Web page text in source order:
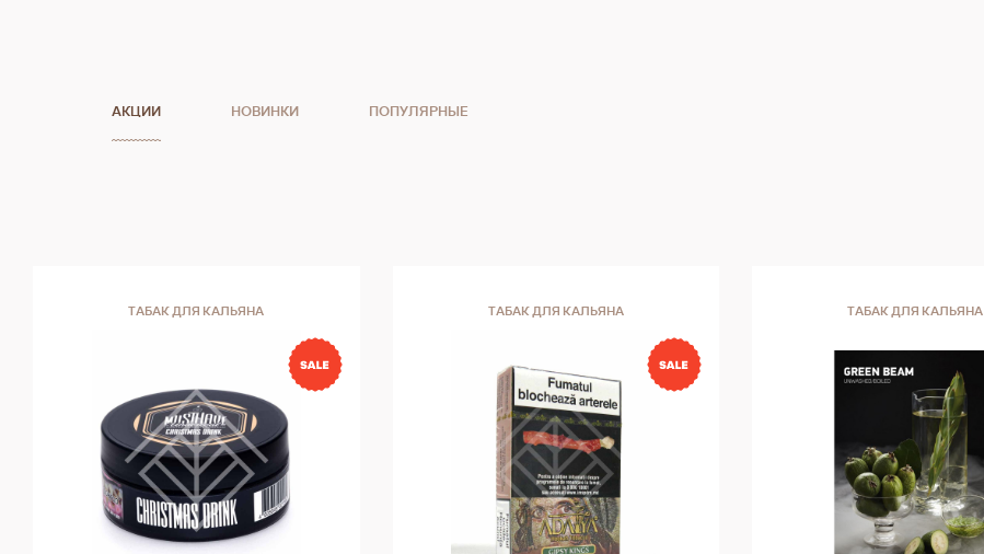
АКЦИИ НОВИНКИ ПОПУЛЯРНЫЕ
ТАБАК ДЛЯ КАЛЬЯНА ТАБАК ДЛЯ КАЛЬЯНА ТАБАК ДЛЯ КАЛЬЯНА